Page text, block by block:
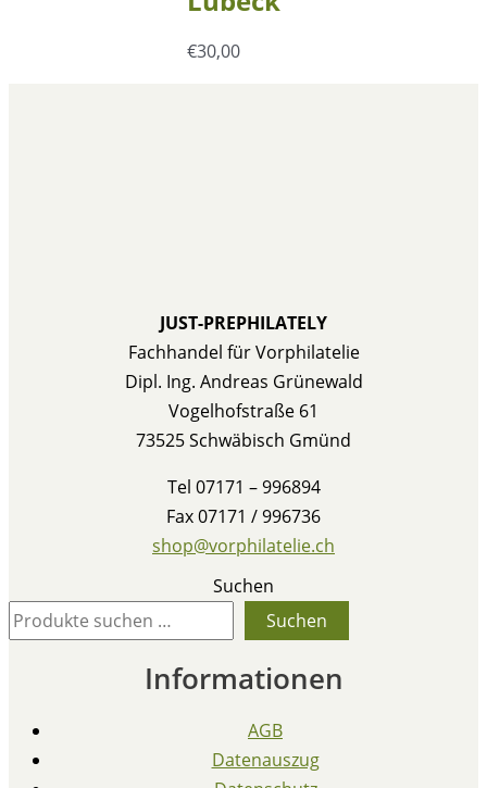
€30,00
JUST-PREPHILATELY
Fachhandel für Vorphilatelie
Dipl. Ing. Andreas Grünewald
Vogelhofstraße 61
73525 Schwäbisch Gmünd
Tel 07171 – 996894
Fax 07171 / 996736
shop@vorphilatelie.ch
Suchen
Suchen
Informationen
AGB
Datenauszug